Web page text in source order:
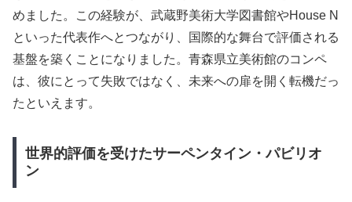
めました。この経験が、武蔵野美術大学図書館やHouse N
といった代表作へとつながり、国際的な舞台で評価される
基盤を築くことになりました。青森県立美術館のコンペ
は、彼にとって失敗ではなく、未来への扉を開く転機だっ
たといえます。
世界的評価を受けたサーペンタイン・パビリオ
ン